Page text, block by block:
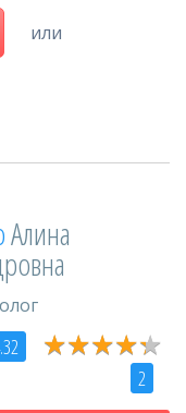
или
Алина
★★★★★
★★★★★
2